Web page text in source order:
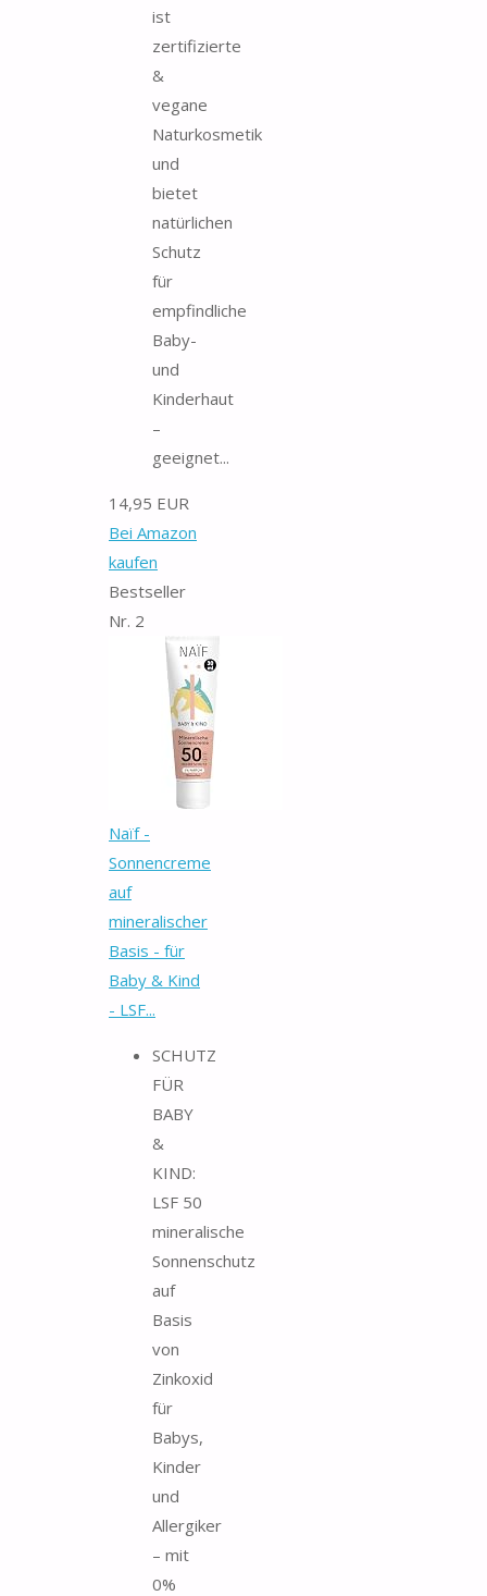
ist
zertifizierte
&
vegane
Naturkosmetik
und
bietet
natürlichen
Schutz
für
empfindliche
Baby-
und
Kinderhaut
–
geeignet...
14,95 EUR
Bei Amazon
kaufen
Bestseller
Nr. 2
Naïf -
Sonnencreme
auf
mineralischer
Basis - für
Baby & Kind
- LSF...
SCHUTZ
FÜR
BABY
&
KIND:
LSF 50
mineralische
Sonnenschutz
auf
Basis
von
Zinkoxid
für
Babys,
Kinder
und
Allergiker
– mit
0%